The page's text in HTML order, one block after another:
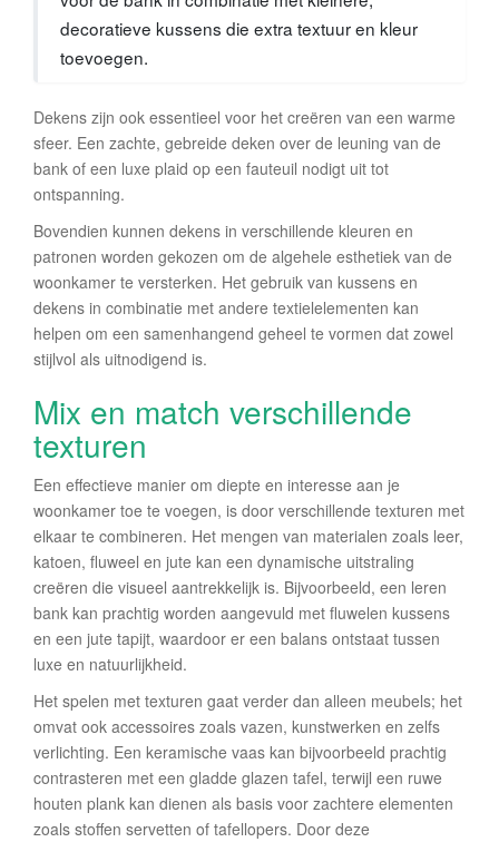
decoratieve kussens die extra textuur en kleur
toevoegen.
Dekens zijn ook essentieel voor het creëren van een warme
sfeer. Een zachte, gebreide deken over de leuning van de
bank of een luxe plaid op een fauteuil nodigt uit tot
ontspanning.
Bovendien kunnen dekens in verschillende kleuren en
patronen worden gekozen om de algehele esthetiek van de
woonkamer te versterken. Het gebruik van kussens en
dekens in combinatie met andere textielelementen kan
helpen om een samenhangend geheel te vormen dat zowel
stijlvol als uitnodigend is.
Mix en match verschillende
texturen
Een effectieve manier om diepte en interesse aan je
woonkamer toe te voegen, is door verschillende texturen met
elkaar te combineren. Het mengen van materialen zoals leer,
katoen, fluweel en jute kan een dynamische uitstraling
creëren die visueel aantrekkelijk is. Bijvoorbeeld, een leren
bank kan prachtig worden aangevuld met fluwelen kussens
en een jute tapijt, waardoor er een balans ontstaat tussen
luxe en natuurlijkheid.
Het spelen met texturen gaat verder dan alleen meubels; het
omvat ook accessoires zoals vazen, kunstwerken en zelfs
verlichting. Een keramische vaas kan bijvoorbeeld prachtig
contrasteren met een gladde glazen tafel, terwijl een ruwe
houten plank kan dienen als basis voor zachtere elementen
zoals stoffen servetten of tafellopers. Door deze